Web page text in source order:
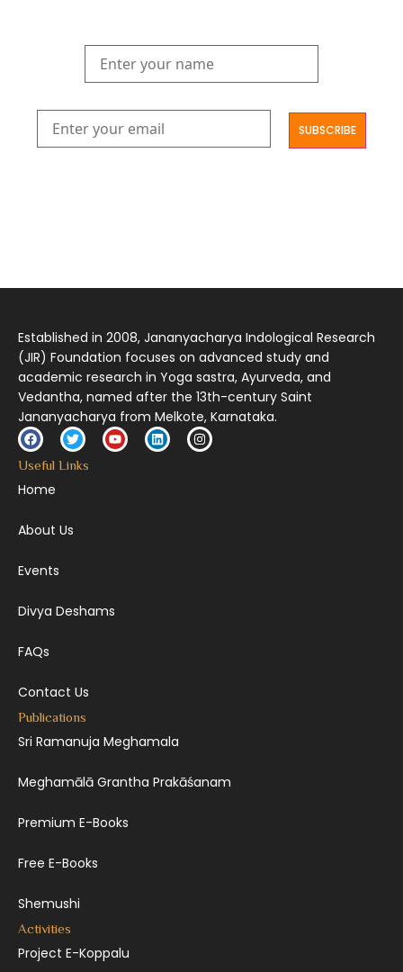
Established in 2008, Jananyacharya Indological Research
(JIR) Foundation focuses on advanced study and
academic research in Yoga sastra, Ayurveda, and
Vedantha, named after the 13th-century Saint
Jananyacharya from Melkote, Karnataka.
Useful Links
Home
About Us
Events
Divya Deshams
FAQs
Contact Us
Publications
Sri Ramanuja Meghamala
Meghamālā Grantha Prakāśanam
Premium E-Books
Free E-Books
Shemushi
Activities
Project E-Koppalu